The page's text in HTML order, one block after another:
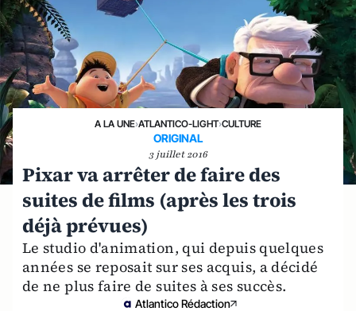
A LA UNE›ATLANTICO-LIGHT›CULTURE
ORIGINAL
3 juillet 2016
Pixar va arrêter de faire des
suites de films (après les trois
déjà prévues)
Le studio d'animation, qui depuis quelques
années se reposait sur ses acquis, a décidé
de ne plus faire de suites à ses succès.
Atlantico Rédaction